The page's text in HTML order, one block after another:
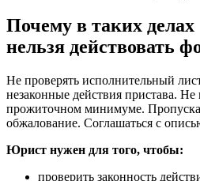
Почему в таких делах
нельзя действовать
Не проверять исполнительный
незаконные действия пристава. Не
прожиточном минимуме.
обжалование. Соглашаться с
Юрист нужен для того, чтобы:
проверить законность